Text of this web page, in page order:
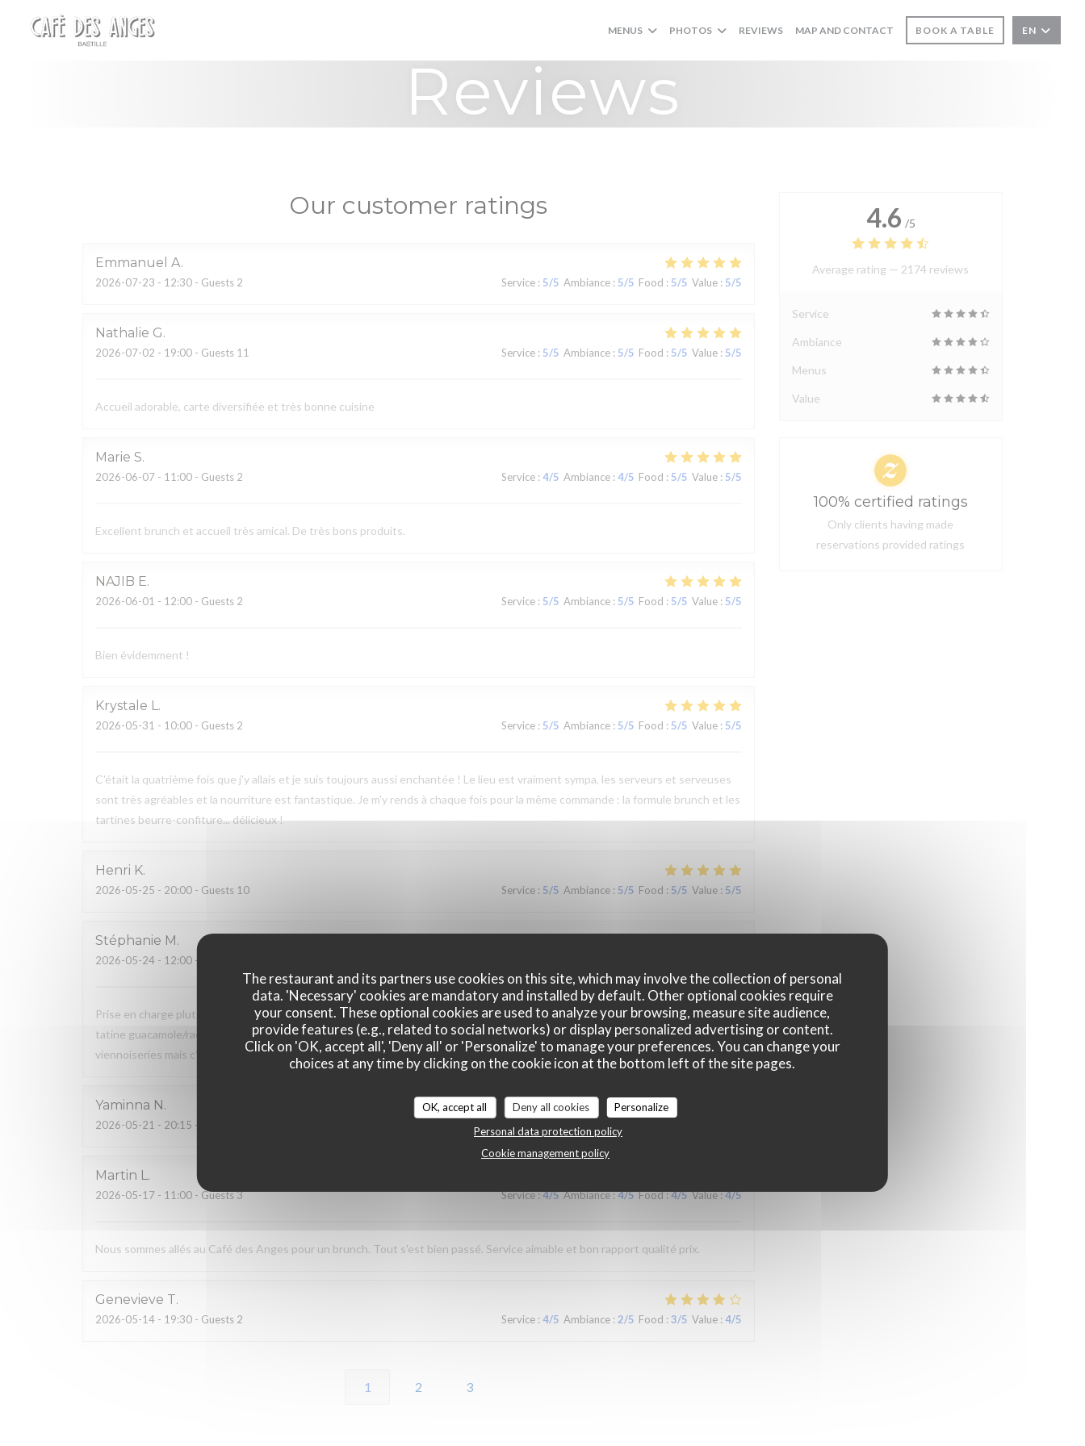
The restaurant and its partners use cookies on this site, which may involve the collection of personal
data. 'Necessary' cookies are mandatory and installed by default. Other optional cookies require
your consent. These optional cookies are used to analyze your browsing, measure site audience,
provide features (e.g., related to social networks) or display personalized advertising or content.
Click on 'OK, accept all', 'Deny all' or 'Personalize' to manage your preferences. You can change your
choices at any time by clicking on the cookie icon at the bottom left of the site pages.
OK, accept all Deny all cookies
Personalize
Personal data protection policy
Cookie management policy
MENUS PHOTOS REVIEWS MAP AND CONTACT BOOK A TABLE EN
Reviews
Our customer ratings
Emmanuel A
2026-07-23 - 12:30 - Guests 2 Service: 5/5 Ambiance: 5/5 Food : 5/5 Value: 5/5
Nathalie G
2026-07-02 - 19:00 - Guests 11 Service: 5/5 Ambiance: 5/5 Food : 5/5 Value: 5/5
Accueil adorable, carte diversifiée et très bonne cuisine
Marie S
2026-06-07 - 11:00 - Guests 2 Service: 4/5 Ambiance: 4/5 Food : 5/5 Value: 5/5
Excellent brunch et accueil très amical. De très bons produits.
NAJIB E
2026-06-01 - 12:00 - Guests 2 Service: 5/5 Ambiance: 5/5 Food : 5/5 Value: 5/5
Bien évidemment !
Krystale L
2026-05-31 - 10:00 - Guests 2 Service: 5/5 Ambiance: 5/5 Food : 5/5 Value: 5/5
C'était la quatrième fois que j'y allais et je suis toujours aussi enchantée ! Le lieu est vraiment sympa, les serveurs et serveuses
sont très agréables et la nourriture est fantastique. Je m'y rends à chaque fois pour la même commande : la formule brunch et les
tartines beurre-confiture... délicieux !
Henri K
2026-05-25 - 20:00 - Guests 10 Service: 5/5 Ambiance: 5/5 Food : 5/5 Value: 5/5
Stéphanie M
2026-05-24 - 12:00 - Guests 2
Prise en charge plutôt rapide (20 mns) de notre commande de brunch qui est complet avec du salé (oeufs brouillés, mini burger,
tatine guacamole/radis, salade) et du sucré (jus d'orange, cake, granola au fromage blanc) avec boisson chaude. Pas de pain ni
viennoiseries mais c'est suffisamment complet et les produits sont très frais!
Yaminna N
2026-05-21 - 20:15 - Guests 2 Service Ambiance:
Martin L
2026-05-17 - 11:00 - Guests 3 Service:4/5 Ambiance:4/5 Food:4/5 Value:4/5
Nous sommes allés au Café des Anges pour un brunch. Tout s'est bien passé. Service aimable et bon rapport qualité prix.
Genevieve T
2026-05-14 - 19:30 - Guests 2 Service: 4/5 Ambiance: 2/5 Food : 3/5 Value: 4/5
1 2 3
4.6 /5
Average rating — 2174 reviews
Service
Ambiance
Menus
Value
100% certified ratings
Only clients having made
reservations provided ratings